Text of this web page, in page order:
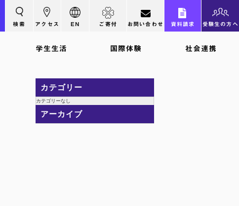
検索 アクセス EN ご寄付 お問い合わせ 資料請求 受験生の方へ
学生生活 国際体験 社会連携
カテゴリー
カテゴリーなし
アーカイブ